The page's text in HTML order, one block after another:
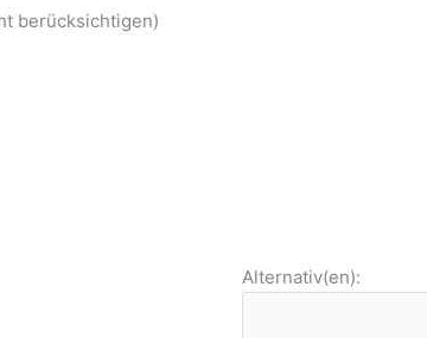
berücksichtigen)
Alternativ(en):